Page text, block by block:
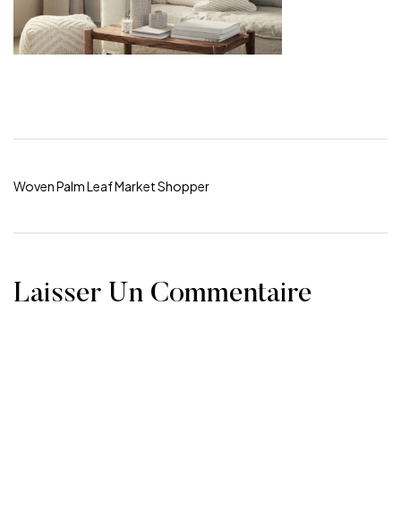
Woven Palm Leaf Market Shopper
Laisser Un Commentaire